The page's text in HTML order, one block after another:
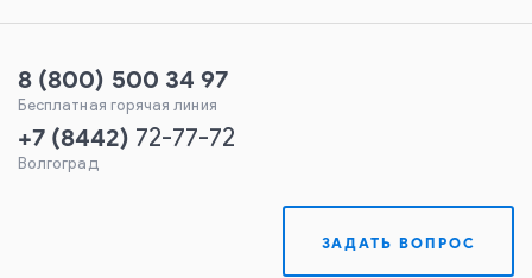
8 (800) 500 34 97
Бесплатная горячая линия
+7 (8442) 72-77-72
Волгоград
ЗАДАТЬ ВОПРОС